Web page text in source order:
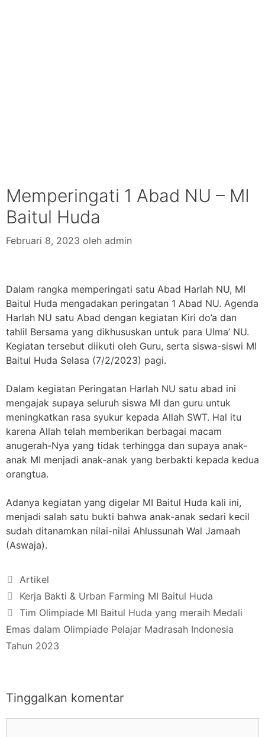
Memperingati 1 Abad NU – MI
Baitul Huda
Februari 8, 2023 oleh admin
Dalam rangka memperingati satu Abad Harlah NU, MI
Baitul Huda mengadakan peringatan 1 Abad NU. Agenda
Harlah NU satu Abad dengan kegiatan Kiri do’a dan
tahlil Bersama yang dikhususkan untuk para Ulma’ NU.
Kegiatan tersebut diikuti oleh Guru, serta siswa-siswi MI
Baitul Huda Selasa (7/2/2023) pagi.
Dalam kegiatan Peringatan Harlah NU satu abad ini
mengajak supaya seluruh siswa MI dan guru untuk
meningkatkan rasa syukur kepada Allah SWT. Hal itu
karena Allah telah memberikan berbagai macam
anugerah-Nya yang tidak terhingga dan supaya anak-
anak MI menjadi anak-anak yang berbakti kepada kedua
orangtua.
Adanya kegiatan yang digelar MI Baitul Huda kali ini,
menjadi salah satu bukti bahwa anak-anak sedari kecil
sudah ditanamkan nilai-nilai Ahlussunah Wal Jamaah
(Aswaja).
Artikel
Kerja Bakti & Urban Farming MI Baitul Huda
Tim Olimpiade MI Baitul Huda yang meraih Medali
Emas dalam Olimpiade Pelajar Madrasah Indonesia
Tahun 2023
Tinggalkan komentar